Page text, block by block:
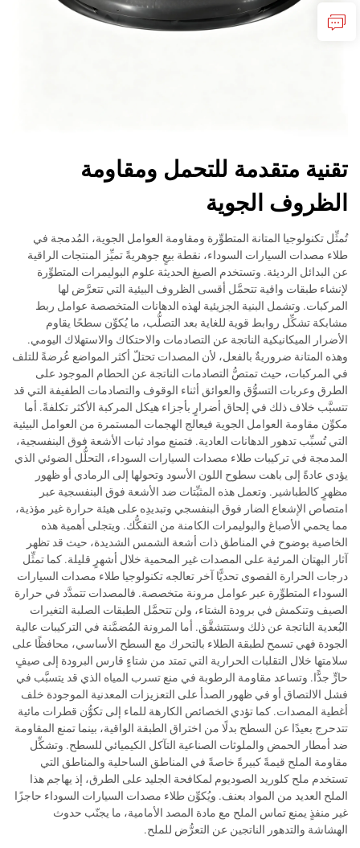
تقنية متقدمة للتحمل ومقاومة
الظروف الجوية
تُمثِّل تكنولوجيا المتانة المتطوِّرة ومقاومة العوامل الجوية، المُدمجة في
طلاء مصدات السيارات السوداء، نقطة بيعٍ جوهريةً تميِّز المنتجات الراقية
عن البدائل الرديئة. وتستخدم الصيغ الحديثة علوم البوليمرات المتطوِّرة
لإنشاء طبقات واقية تتحمَّل أقسى الظروف البيئية التي تتعرَّض لها
المركبات. وتشمل البنية الجزيئية لهذه الدهانات المتخصصة عوامل ربط
مشابكة تشكِّل روابط قوية للغاية بعد التصلُّب، ما يُكوِّن سطحًا يقاوم
الأضرار الميكانيكية الناتجة عن التصادمات والاحتكاك والاستهلاك اليومي.
وهذه المتانة ضروريةٌ بالفعل، لأن المصدات تحتلّ أكثر المواضع عُرضةً للتلف
في المركبات، حيث تمتصُّ التصادمات الناتجة عن الحطام الموجود على
الطرق وعربات التسوُّق والعوائق أثناء الوقوف والتصادمات الطفيفة التي قد
تتسبَّب خلاف ذلك في إلحاق أضرارٍ بأجزاء هيكل المركبة الأكثر تكلفةً. أما
مكوِّن مقاومة العوامل الجوية فيعالج الهجمات المستمرة من العوامل البيئية
التي تُسبِّب تدهور الدهانات العادية. فتمنع مواد ثبات الأشعة فوق البنفسجية،
المدمجة في تركيبات طلاء مصدات السيارات السوداء، التحلُّل الضوئي الذي
يؤدي عادةً إلى باهت سطوح اللون الأسود وتحولها إلى الرمادي أو ظهور
مظهرٍ كالطباشير. وتعمل هذه المثبِّتات ضد الأشعة فوق البنفسجية عبر
امتصاص الإشعاع الضار فوق البنفسجي وتبديدِه على هيئة حرارة غير مؤذية،
مما يحمي الأصباغ والبوليمرات الكامنة من التفكُّك. ويتجلى أهمية هذه
الخاصية بوضوح في المناطق ذات أشعة الشمس الشديدة، حيث قد تظهر
آثار البهتان المرئية على المصدات غير المحمية خلال أشهرٍ قليلة. كما تمثِّل
درجات الحرارة القصوى تحديًّا آخر تعالجه تكنولوجيا طلاء مصدات السيارات
السوداء المتطوِّرة عبر عوامل مرونة متخصصة. فالمصدات تتمدَّد في حرارة
الصيف وتنكمش في برودة الشتاء، ولن تتحمَّل الطبقات الصلبة التغيرات
البُعدية الناتجة عن ذلك وستتشقَّق. أما المرونة المُضمَّنة في التركيبات عالية
الجودة فهي تسمح لطبقة الطلاء بالتحرك مع السطح الأساسي، محافظًا على
سلامتها خلال التقلبات الحرارية التي تمتد من شتاءٍ قارس البرودة إلى صيفٍ
حارٍّ جدًّا. وتساعد مقاومة الرطوبة في منع تسرب المياه الذي قد يتسبَّب في
فشل الالتصاق أو في ظهور الصدأ على التعزيزات المعدنية الموجودة خلف
أغطية المصدات. كما تؤدي الخصائص الكارهة للماء إلى تكوُّن قطرات مائية
تتدحرج بعيدًا عن السطح بدلًا من اختراق الطبقة الواقية، بينما تمنع المقاومة
ضد أمطار الحمض والملوثات الصناعية التآكل الكيميائي للسطح. وتشكِّل
مقاومة الملح قيمةً كبيرةً خاصةً في المناطق الساحلية والمناطق التي
تستخدم ملح كلوريد الصوديوم لمكافحة الجليد على الطرق، إذ يهاجم هذا
الملح العديد من المواد بعنف. ويُكوِّن طلاء مصدات السيارات السوداء حاجزًا
غير منفذٍ يمنع تماس الملح مع مادة المصد الأمامية، ما يجنّب حدوث
الهشاشة والتدهور الناتجين عن التعرُّض للملح.